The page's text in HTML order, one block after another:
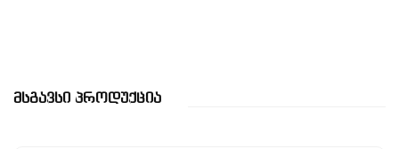
Მსგავსი Პროდუქცია